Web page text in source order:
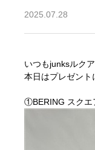
2025.07.28
いつもjunksルク
本日はプレゼン
①BERING スク